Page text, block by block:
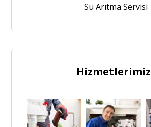
Su Arıtma Servisi
Hizmetlerimiz